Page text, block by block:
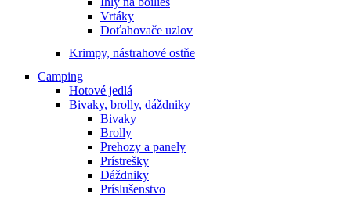
Vrtáky
Doťahovače uzlov
Krimpy, nástrahové ostňe
Camping
Hotové jedlá
Bivaky, brolly, dáždniky
Bivaky
Brolly
Prehozy a panely
Prístrešky
Dáždniky
Príslušenstvo